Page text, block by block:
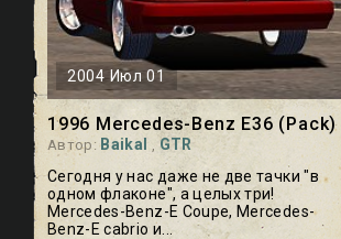
2004 Июл 01
1996 Mercedes-Benz E36 (Pack)
Автор: Baikal , GTR
Сегодня у нас даже не две тачки "в
одном флаконе", а целых три!
Mercedes-Benz-E Coupe, Mercedes-
Benz-E cabrio и...